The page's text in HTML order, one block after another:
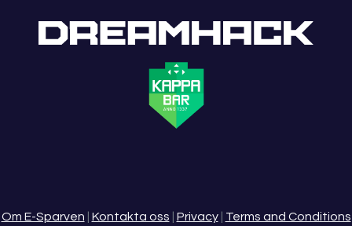
Om E-Sparven Kontakta oss Privacy| Terms and Conditions